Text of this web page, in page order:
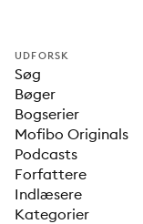
UDFORSK
Søg
Bøger
Bogserier
Mofibo Originals
Podcasts
Forfattere
Indlæsere
Kategorier